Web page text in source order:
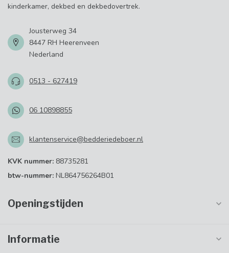
kinderkamer, dekbed en dekbedovertrek.
Jousterweg 34
8447 RH Heerenveen
Nederland
0513 - 627419
06 10898855
klantenservice@bedderiedeboer.nl
KVK nummer: 88735281
btw-nummer: NL864756264B01
Openingstijden
Informatie